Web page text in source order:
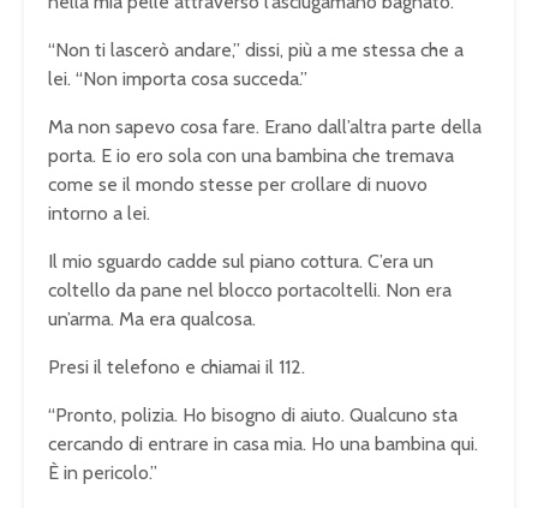
“Non ti lascerò andare,” dissi, più a me stessa che a
lei. “Non importa cosa succeda.”
Ma non sapevo cosa fare. Erano dall’altra parte della
porta. E io ero sola con una bambina che tremava
come se il mondo stesse per crollare di nuovo
intorno a lei.
Il mio sguardo cadde sul piano cottura. C’era un
coltello da pane nel blocco portacoltelli. Non era
un’arma. Ma era qualcosa.
Presi il telefono e chiamai il 112.
“Pronto, polizia. Ho bisogno di aiuto. Qualcuno sta
cercando di entrare in casa mia. Ho una bambina qui.
È in pericolo.”